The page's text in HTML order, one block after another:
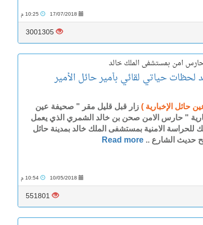
17/07/2018
3001305
امن بمستشفى الملك خالد
حياتي لقائي بأمير حائل الأمير
حائل الإخبارية ) زار قبل قليل مقر " صحيفة عين
" حارس الامن صحن بن خالد الشمري الذي يعمل
للحراسة الامنية بمستشفى الملك خالد بمدينة حائل
حديث الشارع .. Read more
10/05/2018
551801